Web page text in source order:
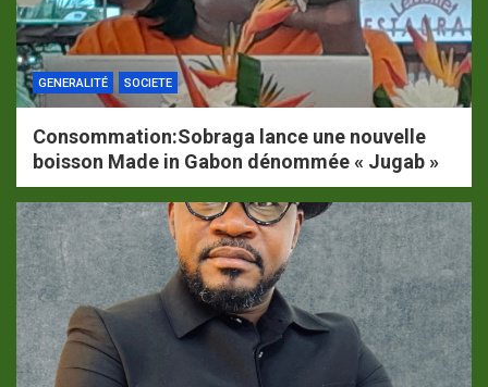
GENERALITÉ SOCIETE
Consommation:Sobraga lance une nouvelle
boisson Made in Gabon dénommée « Jugab »